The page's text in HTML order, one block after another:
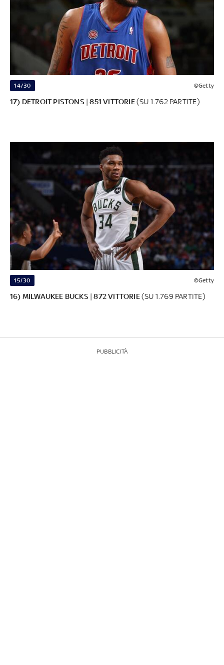
14/30 ©Getty
17) DETROIT PISTONS|851 VITTORIE(SU 1.762 PARTITE)
15/30 ©Getty
16) MILWAUKEE BUCKS | 872 VITTORIE(SU 1.769 PARTITE)
PUBBLICITÀ